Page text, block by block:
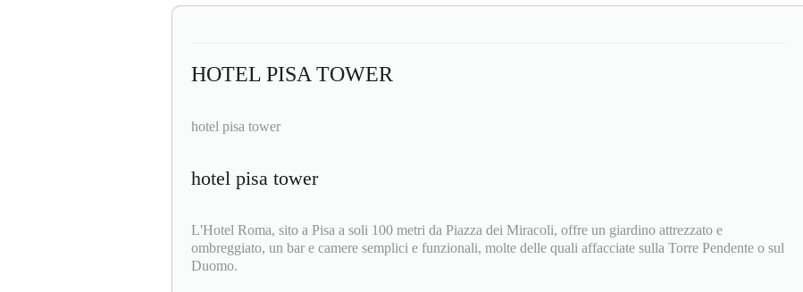
HOTEL PISA TOWER
hotel pisa tower
hotel pisa tower
L'Hotel Roma, sito a Pisa a soli 100 metri da Piazza dei Miracoli, offre un giardino attrezzato e
ombreggiato, un bar e camere semplici e funzionali, molte delle quali affacciate sulla Torre Pendente o sul
Duomo.